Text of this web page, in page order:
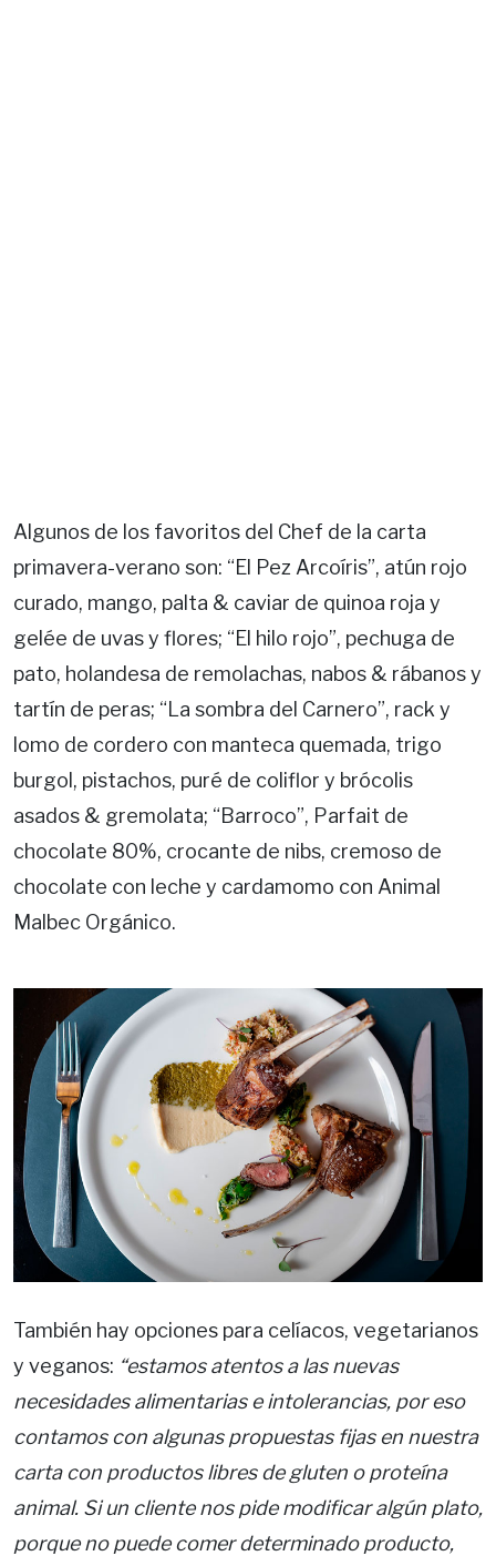
Algunos de los favoritos del Chef de la carta
primavera-verano son: “El Pez Arcoíris”, atún rojo
curado, mango, palta & caviar de quinoa roja y
gelée de uvas y flores; “El hilo rojo”, pechuga de
pato, holandesa de remolachas, nabos & rábanos y
tartín de peras; “La sombra del Carnero”, rack y
lomo de cordero con manteca quemada, trigo
burgol, pistachos, puré de coliflor y brócolis
asados & gremolata; “Barroco”, Parfait de
chocolate 80%, crocante de nibs, cremoso de
chocolate con leche y cardamomo con Animal
Malbec Orgánico.
También hay opciones para celíacos, vegetarianos
y veganos: “estamos atentos a las nuevas
necesidades alimentarias e intolerancias, por eso
contamos con algunas propuestas fijas en nuestra
carta con productos libres de gluten o proteína
animal. Si un cliente nos pide modificar algún plato,
porque no puede comer determinado producto,